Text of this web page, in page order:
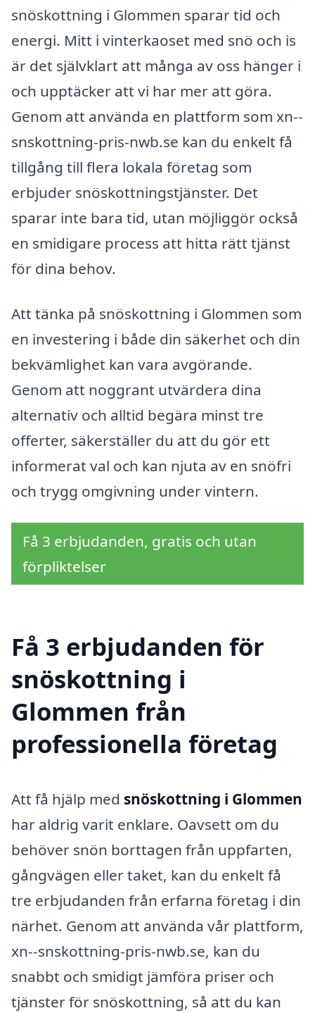
snöskottning i Glommen sparar tid och
energi. Mitt i vinterkaoset med snö och is
är det självklart att många av oss hänger i
och upptäcker att vi har mer att göra.
Genom att använda en plattform som xn--
snskottning-pris-nwb.se kan du enkelt få
tillgång till flera lokala företag som
erbjuder snöskottningstjänster. Det
sparar inte bara tid, utan möjliggör också
en smidigare process att hitta rätt tjänst
för dina behov.
Att tänka på snöskottning i Glommen som
en investering i både din säkerhet och din
bekvämlighet kan vara avgörande.
Genom att noggrant utvärdera dina
alternativ och alltid begära minst tre
offerter, säkerställer du att du gör ett
informerat val och kan njuta av en snöfri
och trygg omgivning under vintern.
Få 3 erbjudanden, gratis och utan
förpliktelser
Få 3 erbjudanden för
snöskottning i
Glommen från
professionella företag
Att få hjälp med snöskottning i Glommen
har aldrig varit enklare. Oavsett om du
behöver snön borttagen från uppfarten,
gångvägen eller taket, kan du enkelt få
tre erbjudanden från erfarna företag i din
närhet. Genom att använda vår plattform,
xn--snskottning-pris-nwb.se, kan du
snabbt och smidigt jämföra priser och
tjänster för snöskottning, så att du kan